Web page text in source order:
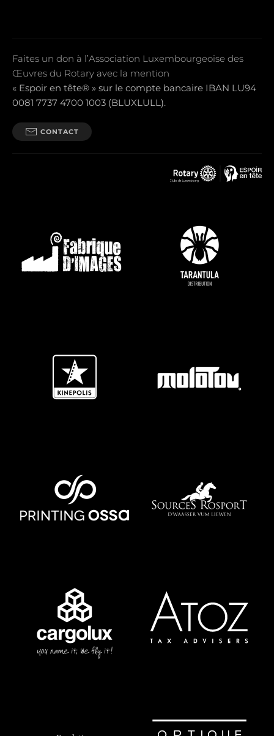
Faites un don à l’Association Luxembourgeoise des
Œuvres du Rotary avec la mention
« Espoir en tête® » sur le compte bancaire IBAN LU94
0081 7737 4700 1003 (BLUXLULL).
CONTACT